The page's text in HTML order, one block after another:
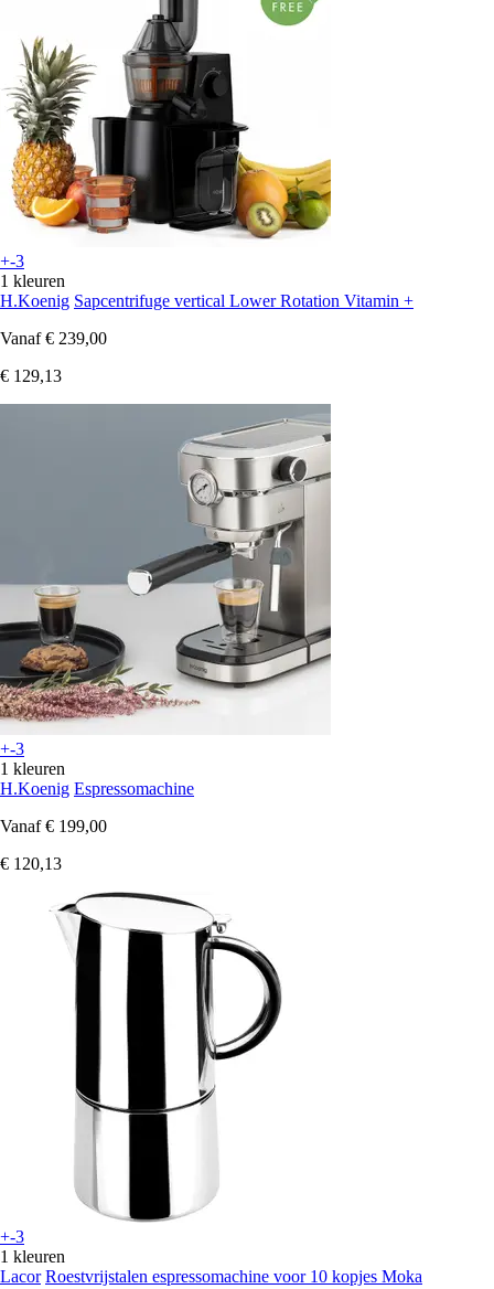
+-3
1 kleuren
H.Koenig Sapcentrifuge vertical Lower Rotation Vitamin +
Vanaf € 239,00
€ 129,13
+-3
1 kleuren
H.Koenig Espressomachine
Vanaf € 199,00
€ 120,13
+-3
1 kleuren
Lacor Roestvrijstalen espressomachine voor 10 kopjes Moka